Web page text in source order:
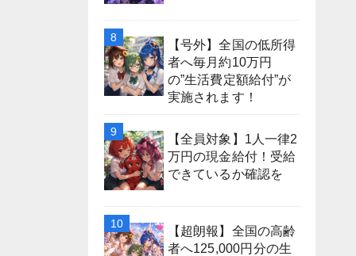
【号外】全国の低所得
者へ毎月約10万円
の”生活費定額給付”が
実施されます！
【全員対象】1人一律2
万円の現金給付！受給
できているか確認を
【超朗報】全国の高齢
者へ125,000円分の生